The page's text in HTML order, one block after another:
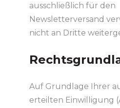
ausschließlich für den
Newsletterversand
nicht an Dritte
Auf Grundlage Ihrer
erteilten Einwilligung